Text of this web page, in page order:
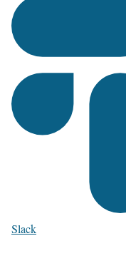
Slack